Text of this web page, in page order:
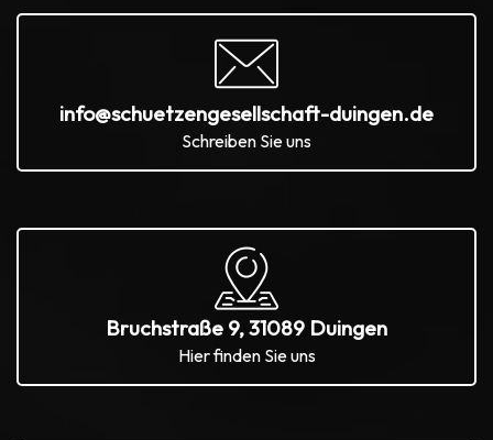
info@schuetzengesellschaft-duingen.de
Schreiben Sie uns
Bruchstraße 9, 31089 Duingen
Hier finden Sie uns